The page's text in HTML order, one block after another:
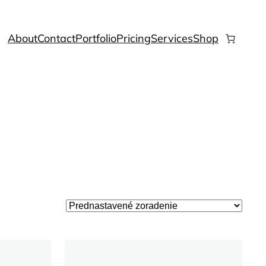
AboutContactPortfolioPricingServicesShop